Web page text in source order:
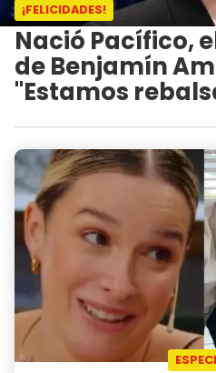
¡FELICIDADES!
Nació Pacífico,
de Benjamín
"Estamos